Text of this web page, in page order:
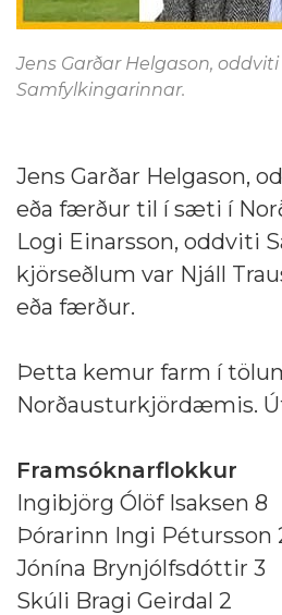
Jens Garðar Helgason,
Samfylkingarinnar.
Jens Garðar Helgason,
eða færður til í sæti í
Logi Einarsson, oddviti
kjörseðlum var Njáll
eða færður.
Þetta kemur farm í
Norðausturkjördæmis.
Framsóknarflokkur
Ingibjörg Ólöf Isaksen 8
Þórarinn Ingi Pétursson
Jónína Brynjólfsdóttir 3
Skúli Bragi Geirdal 2